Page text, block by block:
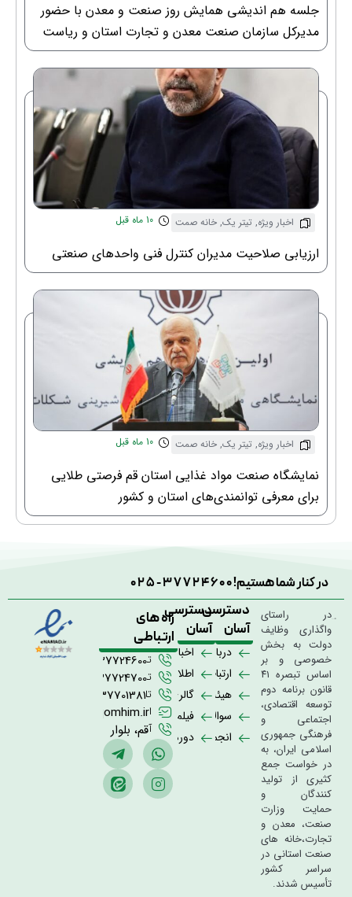
جلسه هم اندیشی همایش روز صنعت و معدن با حضور
مدیرکل سازمان صنعت معدن و تجارت استان و ریاست
خانه صنعت معدن و تجارت استان قم
اخبار ویژه, تیتر یک, خانه صمت 10 ماه قبل
ارزیابی صلاحیت مدیران کنترل فنی واحدهای صنعتی
اخبار ویژه, تیتر یک, خانه صمت 10 ماه قبل
نمایشگاه صنعت مواد غذایی استان قم فرصتی طلایی
برای معرفی توانمندی‌های استان و کشور
در کنار شما هستیم!025-37724600
در راستای
واگذاری وظایف
دولت به بخش
خصوصی و بر
اساس تبصره ۴۱
قانون برنامه دوم
توسعه اقتصادی،
اجتماعی و
فرهنگی جمهوری
اسلامی ایران، به
در خواست جمع
کثیری از تولید
کنندگان و
حمایت وزارت
صنعت، معدن و
تجارت،خانه های
صنعت استانی در
سراسر کشور
تأسیس شدند.
دسترسی
آسان
درباره
ما
ارتباط
با
هیئت
مدیره
سوالات
متداول
انجمن
دسترسی
آسان
اخبار
اطلاعیه
ها
گالری
تصاویر
فیلم
و
کلیپ
دوره
رویداد
راه های
ارتباطی
تلفن
02537724600
تلفن
02537724700
تلفن
02537701381
ایمیل
info@qomhim.ir
آدرس
قم، بلوار
15 خرداد